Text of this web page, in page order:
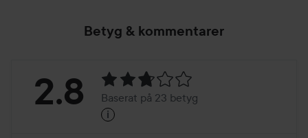
Betyg & kommentarer
Betyg:
2.8 Baserat på 23 betyg
i